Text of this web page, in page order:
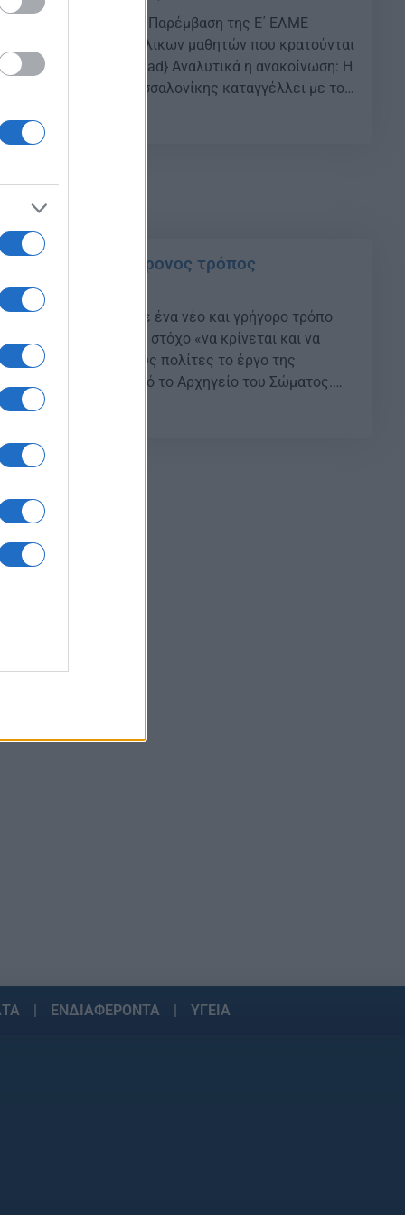
έκανε η Αγωνιστική Παρέμβαση της Ε΄ ΕΛΜΕ
την σύλληψη των ανήλικων μαθητών που κρατούνται
περασμένη Πέμπτη. {ad} Αναλυτικά η ανακοίνωση: Η
της Ε΄ ΕΛΜΕ Θεσσαλονίκης καταγγέλλει με τον
οποίοι συμμετείχαν στο μεγαλειώδες
και σύγχρονος τρόπος
τους πολίτες
με τους πολίτες, με ένα νέο και γρήγορο τρόπο
Αστυνομία, με στόχο «να κρίνεται και να
γιατί «χωρίς τους πολίτες το έργο της
επισημαίνεται από το Αρχηγείο του Σώματος.
με απόφαση του αρχηγού αντιστράτηγου Μιχάλη
ΕΝΔΙΑΦΕΡΟΝΤΑ ΥΓΕΙΑ